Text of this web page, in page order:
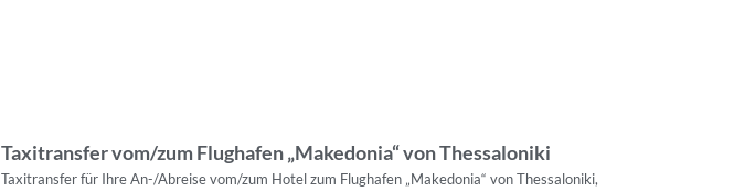
Taxitransfer vom/zum Flughafen „Makedonia“ von Thessaloniki
Taxitransfer für Ihre An-/Abreise vom/zum Hotel zum Flughafen „Makedonia“ von Thessaloniki,